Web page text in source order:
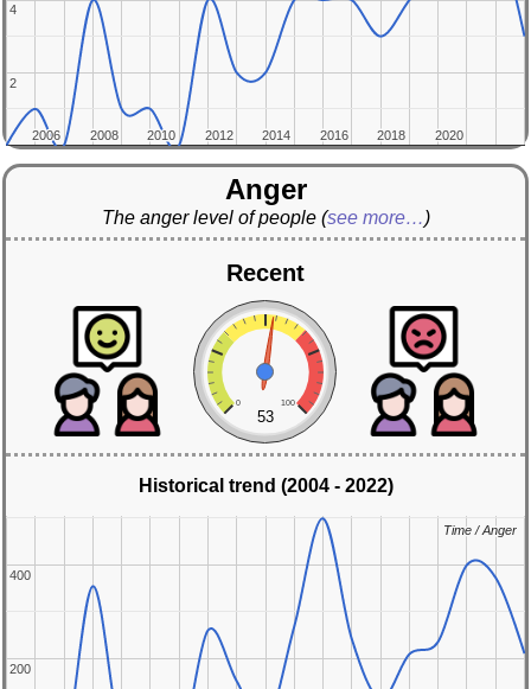
2006
2006 2008
2008 2010
2010 2012
2012 2014
2014 2016
2016 2018
2018 2020
2020
2
2
4
4
Anger
The anger level of people (see more…)
Recent
0 100
53
Historical trend (2004 - 2022)
200
200
400
400
Time / Anger
Time / Anger